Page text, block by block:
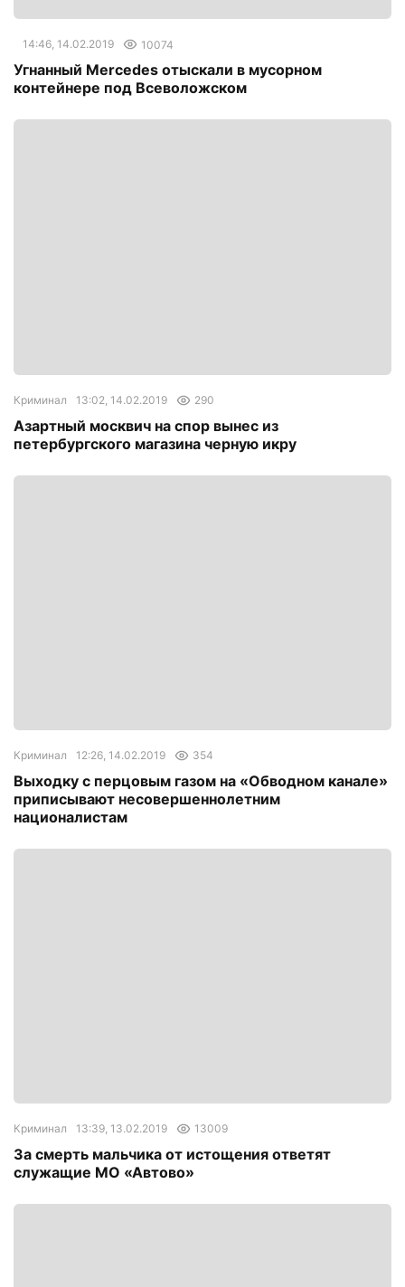
14:46, 14.02.2019 10074
Угнанный Mercedes отыскали в мусорном
контейнере под Всеволожском
Криминал 13:02, 14.02.2019 290
Азартный москвич на спор вынес из
петербургского магазина черную икру
Криминал 12:26, 14.02.2019 354
Выходку с перцовым газом на «Обводном канале»
приписывают несовершеннолетним
националистам
Криминал 13:39, 13.02.2019 13009
За смерть мальчика от истощения ответят
служащие МО «Автово»